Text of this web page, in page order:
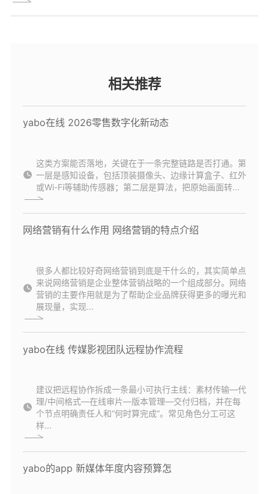
相关推荐
yabo在线 2026零售数字化新动态
这类方案能否落地，关键在于一条完整链路是否打通。第
一层是感知设备，包括顶装摄像头、边缘计算盒子、红外
或Wi-Fi等辅助传感器；第二层是算法，把原始画面转...
网络营销有什么作用 网络营销的特点介绍
很多人都比较好奇网络营销到底是干什么的，其实简单点
来说网络营销是企业整体营销战略的一个组成部分。网络
营销的主要作用就是为了帮助企业品牌获得更多的曝光和
展现量，实现...
yabo在线 传媒影视团队远程协作流程
建议把远程协作拆成一条最小可执行主线：素材传输—代
理/中间格式—在线审片—版本管理—交付归档，并在每
个节点明确责任人和“何时算完成”。常见角色分工可这
样...
yabo的app 新媒体年度内容预算怎